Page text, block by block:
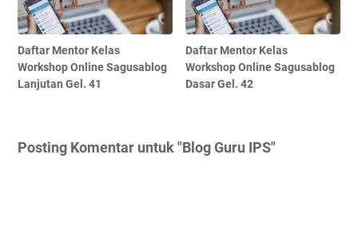
Daftar Mentor Kelas
Workshop Online Sagusablog
Lanjutan Gel. 41
Daftar Mentor Kelas
Workshop Online Sagusablog
Dasar Gel. 42
Posting Komentar untuk "Blog Guru IPS"